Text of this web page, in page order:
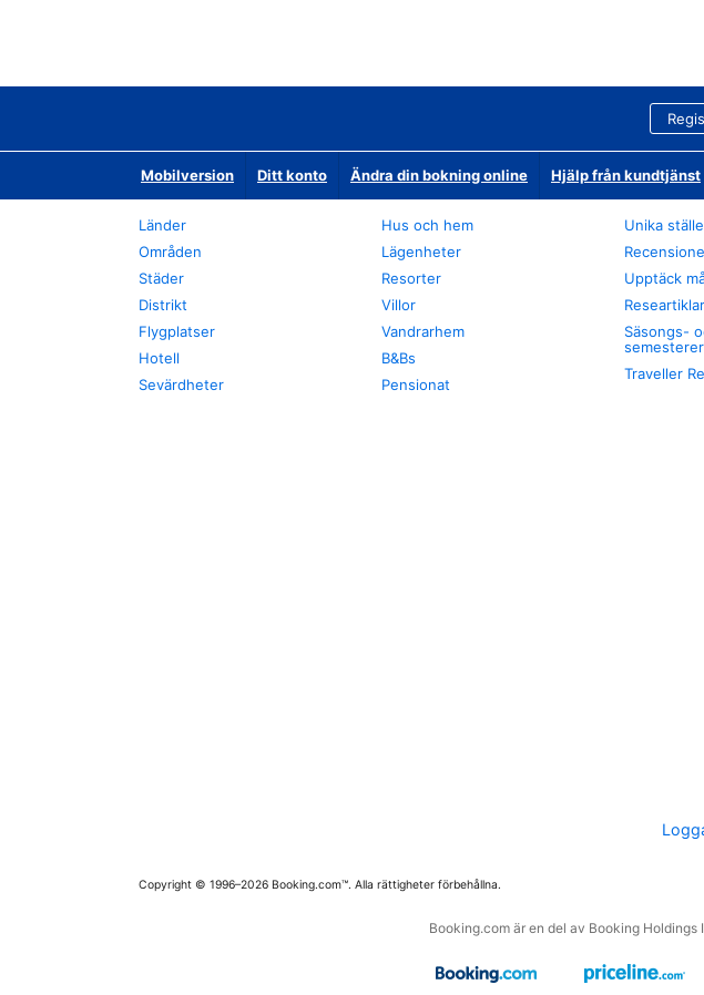
Mobilversion Ditt konto Ändra din bokning online Hjälp från kundtjänst
Länder
Områden
Städer
Distrikt
Flygplatser
Hotell
Sevärdheter
Hus och hem
Lägenheter
Resorter
Villor
Vandrarhem
B&Bs
Pensionat
Unika
Upptäck
Researtiklar
Säsongs-
Traveller
Copyright © 1996–2026 Booking.com™. Alla rättigheter förbehållna.
Booking.com är en del av Booking